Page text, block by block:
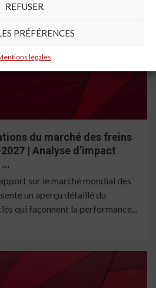
REFUSER
PRÉFÉRENCES
légales
du marché des freins
| Analyse d’impact
…
sur le marché mondial des
un aperçu détaillé du
qui façonnent la performance...